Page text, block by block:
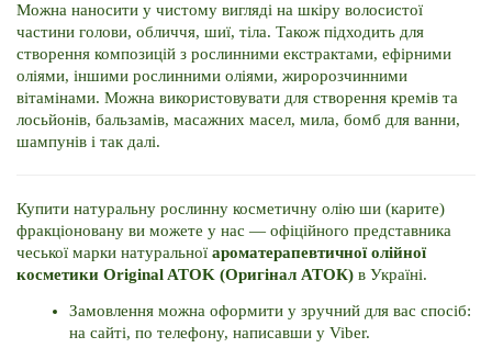
Можна наносити у чистому вигляді на шкіру волосистої
частини голови, обличчя, шиї, тіла. Також підходить для
створення композицій з рослинними екстрактами, ефірними
оліями, іншими рослинними оліями, жиророзчинними
вітамінами. Можна використовувати для створення кремів та
лосьйонів, бальзамів, масажних масел, мила, бомб для ванни,
шампунів і так далі.
Купити натуральну рослинну косметичну олію ши (карите)
фракціоновану ви можете у нас — офіційного представника
чеської марки натуральної ароматерапевтичної олійної
косметики Original ATOK (Оригінал АТОК) в Україні.
Замовлення можна оформити у зручний для вас спосіб:
на сайті, по телефону, написавши у Viber.